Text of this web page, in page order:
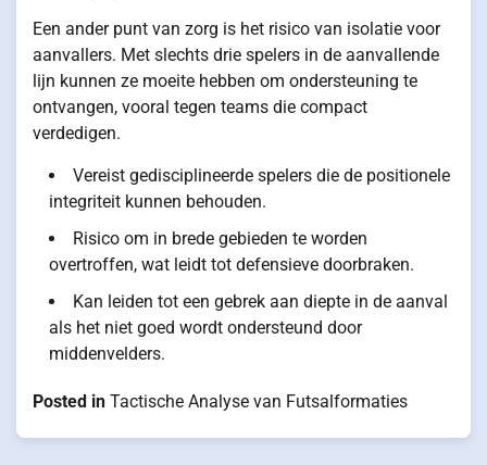
Een ander punt van zorg is het risico van isolatie voor
aanvallers. Met slechts drie spelers in de aanvallende
lijn kunnen ze moeite hebben om ondersteuning te
ontvangen, vooral tegen teams die compact
verdedigen.
Vereist gedisciplineerde spelers die de positionele
integriteit kunnen behouden.
Risico om in brede gebieden te worden
overtroffen, wat leidt tot defensieve doorbraken.
Kan leiden tot een gebrek aan diepte in de aanval
als het niet goed wordt ondersteund door
middenvelders.
Posted in Tactische Analyse van Futsalformaties